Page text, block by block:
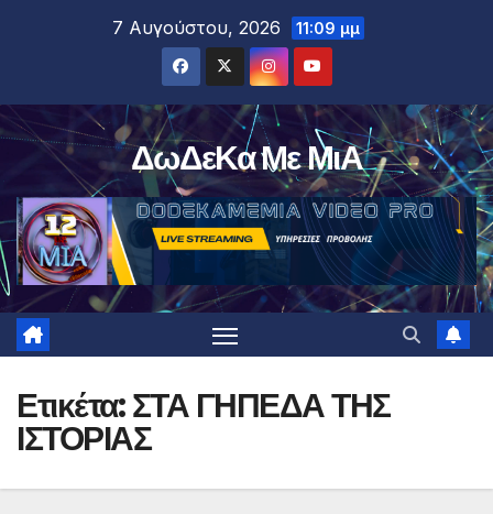
7 Αυγούστου, 2026 11:09 μμ
ΔωΔεΚα Με ΜιΑ
Ετικέτα:ΣΤΑ ΓΗΠΕΔΑ ΤΗΣ
ΙΣΤΟΡΙΑΣ